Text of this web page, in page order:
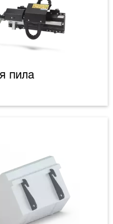
пила